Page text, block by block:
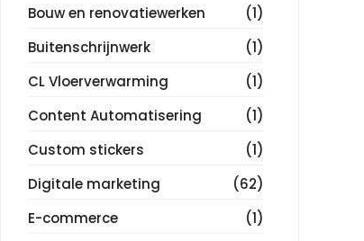
Bouw en renovatiewerken
(1)
Buitenschrijnwerk
(1)
CL Vloerverwarming
(1)
Content Automatisering
(1)
Custom stickers
(1)
Digitale marketing
(62)
E-commerce
(1)